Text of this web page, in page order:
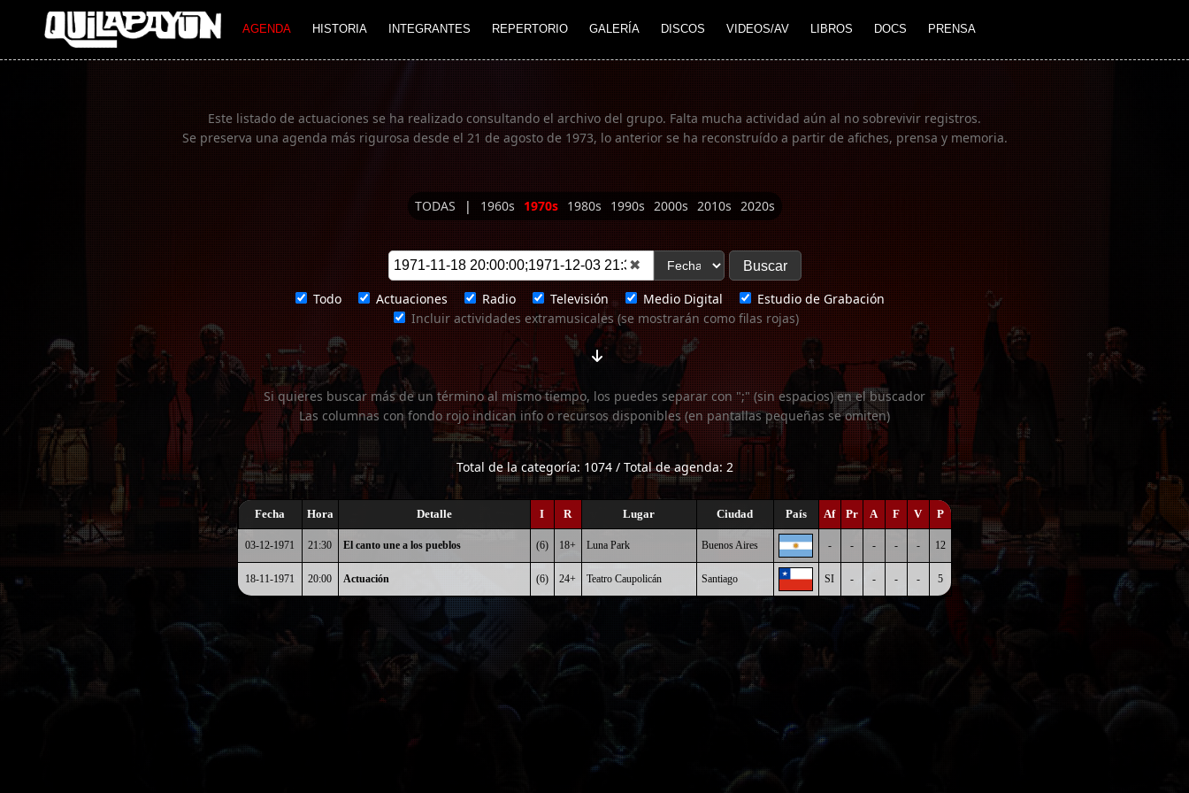
AGENDA HISTORIA INTEGRANTES REPERTORIO GALERÍA DISCOS VIDEOS/AV LIBROS DOCS PRENSA
Imagen 01
Este listado de actuaciones se ha realizado consultando el archivo del grupo. Falta mucha actividad aún al no sobrevivir registros.
Se preserva una agenda más rigurosa desde el 21 de agosto de 1973, lo anterior se ha reconstruído a partir de afiches, prensa y memoria.
TODAS | 1960s 1970s 1980s 1990s 2000s 2010s 2020s
✖
Todo Actuaciones Radio Televisión Medio Digital
Estudio de Grabación
Incluir actividades extramusicales (se mostrarán como filas rojas)
Si quieres buscar más de un término al mismo tiempo, los puedes separar con ";" (sin espacios) en el buscador
Las columnas con fondo rojo indican info o recursos disponibles (en pantallas pequeñas se omiten)
Total de la categoría: 1074 / Total de agenda: 2
Fecha Hora Detalle I R Lugar Ciudad País Af Pr A F V P
03-12-1971 21:30 El canto une a los pueblos (6) 18+ Luna Park Buenos Aires - - - - - 12
18-11-1971 20:00 Actuación (6) 24+ Teatro Caupolicán Santiago SI - - - - 5